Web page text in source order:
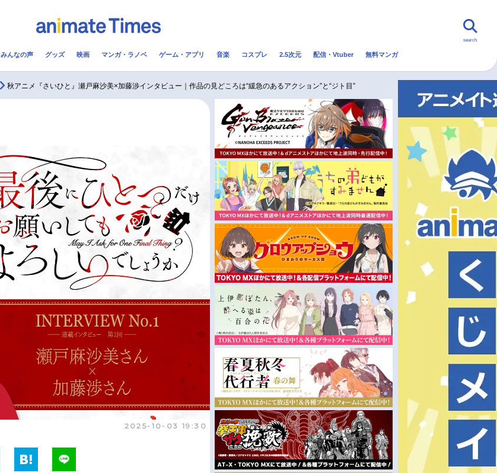
配信・Vtuber トレンド 無料マンガ
実写化映画一覧
男性声優/女性声優一覧
今期アニメ曜日別一覧
夏アニメ
秋アニメ
冬アニメ
FOLLOW US
search
みんなの声 グッズ 映画 マンガ・ラノベ ゲーム・アプリ 音楽 コスプレ 2.5次元 配信・Vtuber 無料マンガ
秋アニメ『さいひと』瀬戸麻沙美×加藤渉インタビュー｜作品の見どころは“緩急のあるアクション”と“ジト目”
2025-10-03 19:30